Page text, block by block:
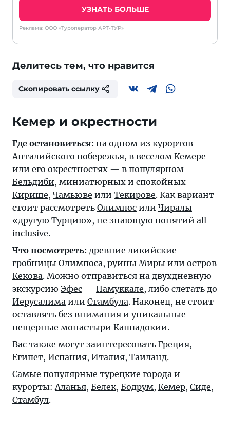
УЗНАТЬ БОЛЬШЕ
Реклама: ООО «Туроператор АРТ-ТУР»
Делитесь тем, что нравится
Скопировать ссылку
Кемер и окрестности
Где остановиться: на одном из курортов
Анталийского побережья, в веселом Кемере
или его окрестностях — в популярном
Бельдиби, миниатюрных и спокойных
Кирише, Чамьюве или Текирове. Как вариант
стоит рассмотреть Олимпос или Чиралы —
«другую Турцию», не знающую понятий all
inclusive.
Что посмотреть: древние ликийские
гробницы Олимпоса, руины Миры или остров
Кекова. Можно отправиться на двухдневную
экскурсию Эфес — Памуккале, либо слетать до
Иерусалима или Стамбула. Наконец, не стоит
оставлять без внимания и уникальные
пещерные монастыри Каппадокии.
Вас также могут заинтересовать Греция,
Египет, Испания, Италия, Таиланд.
Самые популярные турецкие города и
курорты: Аланья, Белек, Бодрум, Кемер, Сиде,
Стамбул.